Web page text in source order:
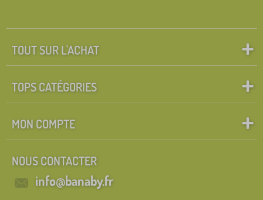
TOUT SUR L'ACHAT
TOPS CATÉGORIES
MON COMPTE
NOUS CONTACTER
info@banaby.fr